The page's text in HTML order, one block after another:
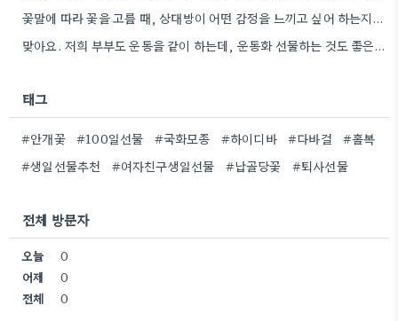
꽃말에 따라 꽃을 고를 때, 상대방이 어떤 감정을 느끼고 싶어 하는지 생각하는 게 정말 좋은…
맞아요. 저희 부부도 운동을 같이 하는데, 운동화 선물하는 것도 좋은 생각이었네요. 꽃과 함께라면 더 센스…
태그
#안개꽃 #100일선물 #국화모종 #하이디바 #다바걸
#홀복
#생일선물추천
#여자친구생일선물 #납골당꽃 #퇴사선물
전체 방문자
오늘
0
어제
0
전체
0